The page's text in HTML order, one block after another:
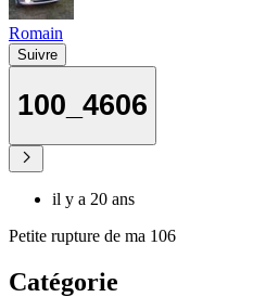
Romain
Suivre
100_4606
il y a 20 ans
Petite rupture de ma 106
Catégorie